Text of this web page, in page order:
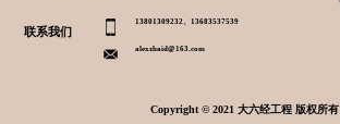
联系我们
13801309232、13683537539
alexzhaid@163.com
Copyright © 2021 大六经工程 版权所有